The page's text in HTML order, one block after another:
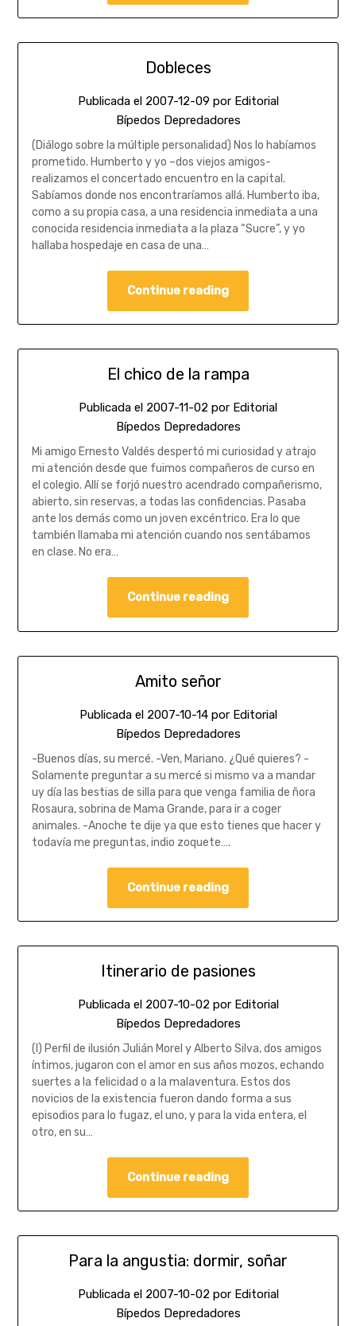
Dobleces
Publicada el 2007-12-09 por Editorial
Bípedos Depredadores
(Diálogo sobre la múltiple personalidad) Nos lo habíamos
prometido. Humberto y yo –dos viejos amigos-
realizamos el concertado encuentro en la capital.
Sabíamos donde nos encontraríamos allá. Humberto iba,
como a su propia casa, a una residencia inmediata a una
conocida residencia inmediata a la plaza “Sucre”, y yo
hallaba hospedaje en casa de una…
Continue reading
El chico de la rampa
Publicada el 2007-11-02 por Editorial
Bípedos Depredadores
Mi amigo Ernesto Valdés despertó mi curiosidad y atrajo
mi atención desde que fuimos compañeros de curso en
el colegio. Allí se forjó nuestro acendrado compañerismo,
abierto, sin reservas, a todas las confidencias. Pasaba
ante los demás como un joven excéntrico. Era lo que
también llamaba mi atención cuando nos sentábamos
en clase. No era…
Continue reading
Amito señor
Publicada el 2007-10-14por Editorial
Bípedos Depredadores
-Buenos días, su mercé. -Ven, Mariano. ¿Qué quieres? -
Solamente preguntar a su mercé si mismo va a mandar
uy día las bestias de silla para que venga familia de ñora
Rosaura, sobrina de Mama Grande, para ir a coger
animales. -Anoche te dije ya que esto tienes que hacer y
todavía me preguntas, indio zoquete….
Continue reading
Itinerario de pasiones
Publicada el 2007-10-02 por Editorial
Bípedos Depredadores
(I) Perfil de ilusión Julián Morel y Alberto Silva, dos amigos
íntimos, jugaron con el amor en sus años mozos, echando
suertes a la felicidad o a la malaventura. Estos dos
novicios de la existencia fueron dando forma a sus
episodios para lo fugaz, el uno, y para la vida entera, el
otro, en su…
Continue reading
Para la angustia: dormir, soñar
Publicada el 2007-10-02 por Editorial
Bípedos Depredadores